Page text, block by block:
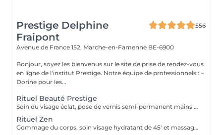
Prestige Delphine
Fraipont
556
Avenue de France 152, Marche-en-Famenne BE-6900
Bonjour, soyez les bienvenus sur le site de prise de rendez-vous
en ligne de l'institut Prestige. Notre équipe de professionnels : ~
Dorine pour les...
Rituel Beauté Prestige
Soin du visage éclat, pose de vernis semi-permanent mains et pieds, conseil en maquillage de jour.
Rituel Zen
Gommage du corps, soin visage hydratant de 45' et massage zen de 50'. Profitez de ce soin à prix doux, réalisé par nos stagiaires et apprenties. Elles ont besoin de pratiquer pour se perfectionner, votre retour est précieux pour leur formation, n'hésitez pas à partager vos remarques constructives pour les aider à se perfectionner